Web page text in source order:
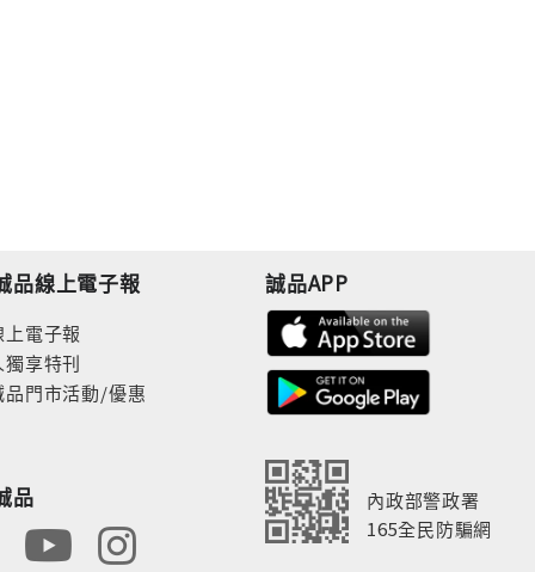
品線上電子報
電子報
享特刊
品門市活動/優惠
品
誠品APP
內政部警政署
165全民防騙網